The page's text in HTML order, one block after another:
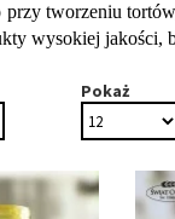
wysokiej jakości,
Pokaż